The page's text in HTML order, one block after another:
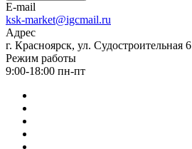
E-mail
ksk-market@igcmail.ru
Адрес
г. Красноярск, ул. Судостроительная 6
Режим работы
9:00-18:00 пн-пт